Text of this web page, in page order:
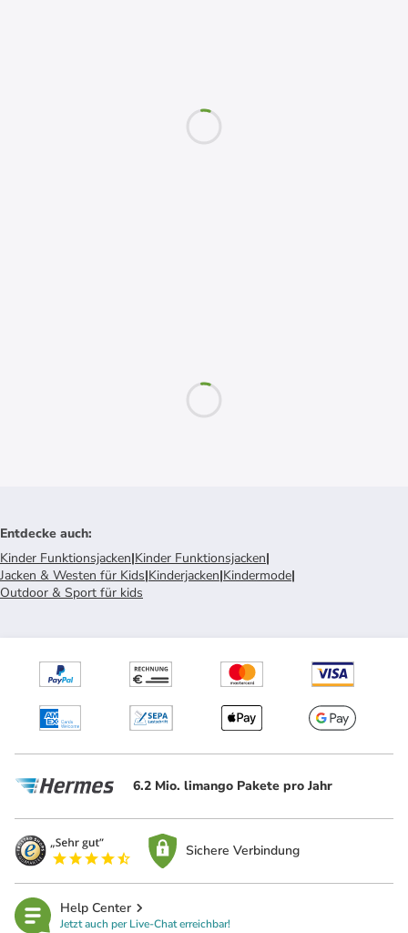
Entdecke auch:
Kinder Funktionsjacken|Kinder Funktionsjacken|
Jacken & Westen für Kids|Kinderjacken|Kindermode|
Outdoor & Sport für kids
6.2 Mio. limango Pakete pro Jahr
Sichere Verbindung
Help Center
Jetzt auch per Live-Chat erreichbar!